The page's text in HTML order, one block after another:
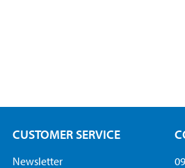
CUSTOMER SERVICE
Newsletter